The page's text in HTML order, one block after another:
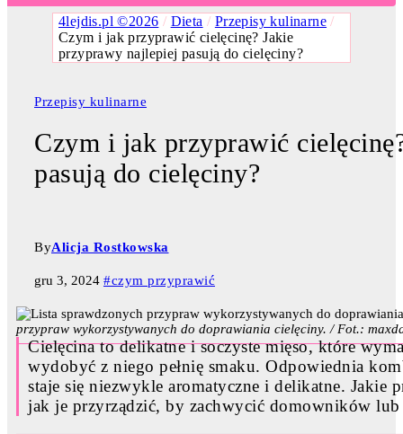
4lejdis.pl ©2026 / Dieta / Przepisy kulinarne /
Czym i jak przyprawić cielęcinę? Jakie
przyprawy najlepiej pasują do cielęciny?
Przepisy kulinarne
Czym i jak przyprawić
pasują do cielęciny?
ByAlicja Rostkowska
gru 3, 2024 #czym przyprawić
przypraw wykorzystywanych do doprawiania cielęciny. / Fot.:
Cielęcina to delikatne i soczyste mięso, które
wydobyć z niego pełnię smaku. Odpowiednia
staje się niezwykle aromatyczne i delikatne. Jakie
jak je przyrządzić, by zachwycić domowników lub